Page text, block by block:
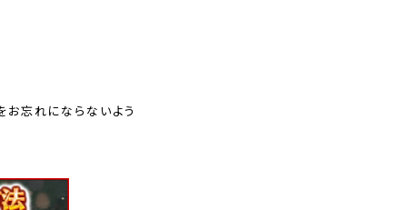
忘れにならないよう